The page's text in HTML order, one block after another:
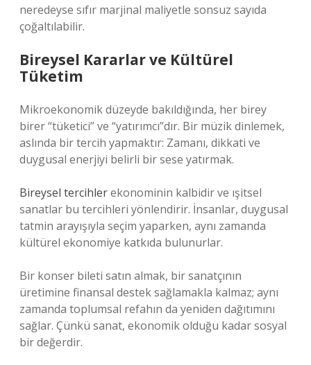
neredeyse sıfır marjinal maliyetle sonsuz sayıda
çoğaltılabilir.
Bireysel Kararlar ve Kültürel
Tüketim
Mikroekonomik düzeyde bakıldığında, her birey
birer “tüketici” ve “yatırımcı”dır. Bir müzik dinlemek,
aslında bir tercih yapmaktır: Zamanı, dikkati ve
duygusal enerjiyi belirli bir sese yatırmak.
Bireysel tercihlerekonominin kalbidir ve ışitsel
sanatlar bu tercihleri yönlendirir. İnsanlar, duygusal
tatmin arayışıyla seçim yaparken, aynı zamanda
kültürel ekonomiye katkıda bulunurlar.
Bir konser bileti satın almak, bir sanatçının
üretimine finansal destek sağlamakla kalmaz; aynı
zamanda toplumsal refahın da yeniden dağıtımını
sağlar. Çünkü sanat, ekonomik olduğu kadar sosyal
bir değerdir.